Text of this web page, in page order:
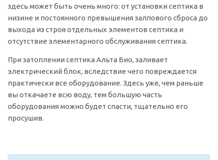
здесь может быть очень много: от установки септика в
низине и постоянного превышения залпового сброса до
выхода из строя отдельных элементов септика и
отсутствие элементарного обслуживания септика.
При затоплении септика Альта Био, заливает
электрический блок, вследствие чего повреждается
практически все оборудование. Здесь уже, чем раньше
вы откачаете всю воду, тем большую часть
оборудования можно будет спасти, тщательно его
просушив.